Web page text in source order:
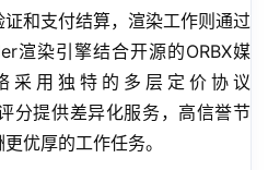
和支付结算，渲染工作则通过
渲染引擎结合开源的ORBX媒
采用独特的多层定价协议
分提供差异化服务，高信誉节
优厚的工作任务。